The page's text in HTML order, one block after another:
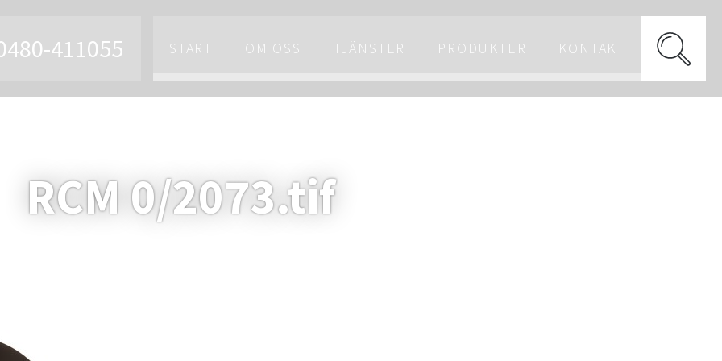
START OM OSS TJÄNSTER PRODUKTER KONTAKT
411055
RCM 0/2073.tif